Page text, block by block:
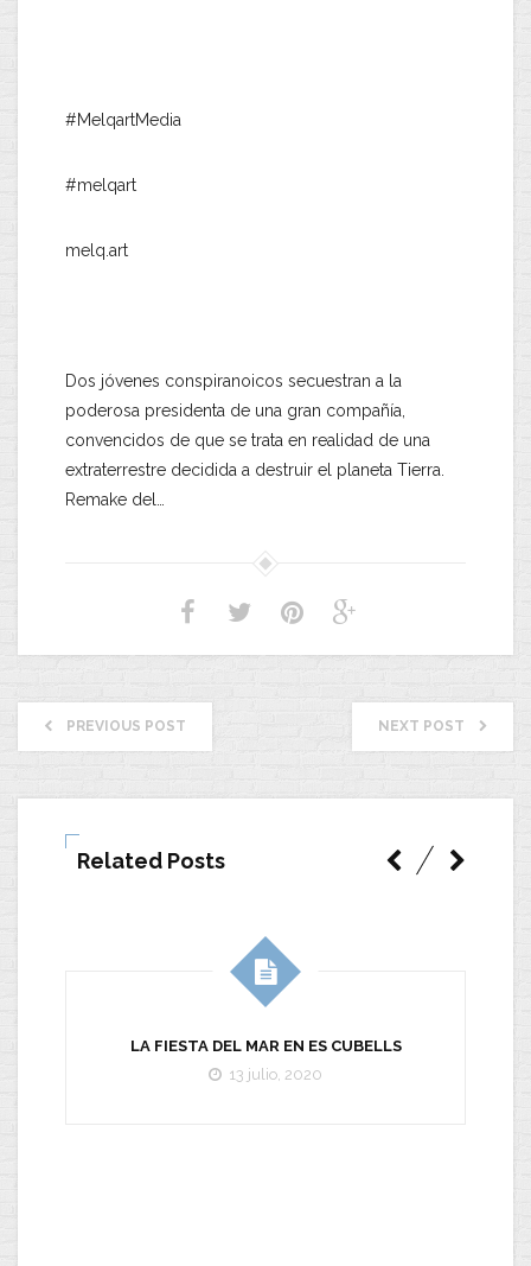
#MelqartMedia
#melqart
melq.art
Dos jóvenes conspiranoicos secuestran a la
poderosa presidenta de una gran compañía,
convencidos de que se trata en realidad de una
extraterrestre decidida a destruir el planeta Tierra.
Remake del…
PREVIOUS POST NEXT POST
Related Posts
LA FIESTA DEL MAR EN ES CUBELLS
13 julio, 2020